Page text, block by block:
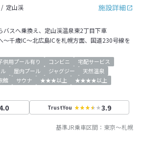
施設詳細
定山渓
バスへ乗換え、定山渓温泉東2丁目下車
千歳IC～北広島ICを札幌方面、国道230号線を
供用プール有り コンビニ
宅配サービス
屋内プール ジャグジー
天然温泉
館 サウナ ★★★以上
★★★★以上
TrustYou 3.9
基準JR乗車区間： 東京～札幌